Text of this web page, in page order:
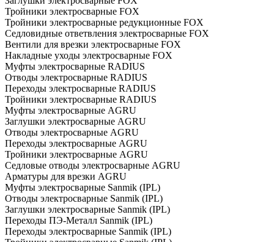
Тройники электросварные FOX
Тройники электросварные редукционные FOX
Седловидные ответвления электросварные FOX
Вентили для врезки электросварные FOX
Накладные уходы электросварные FOX
Муфты электросварные RADIUS
Отводы электросварные RADIUS
Переходы электросварные RADIUS
Тройники электросварные RADIUS
Муфты электросварные AGRU
Заглушки электросварные AGRU
Отводы электросварные AGRU
Переходы электросварные AGRU
Тройники электросварные AGRU
Седловые отводы электросварные AGRU
Арматуры для врезки AGRU
Муфты электросварные Sanmik (IPL)
Отводы электросварные Sanmik (IPL)
Заглушки электросварные Sanmik (IPL)
Переходы ПЭ-Металл Sanmik (IPL)
Переходы электросварные Sanmik (IPL)